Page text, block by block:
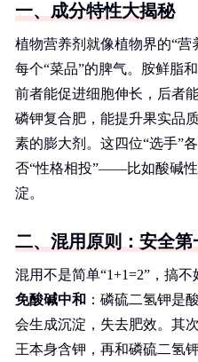
一、成分特性大揭秘
植物营养剂就像植物界的“
每个“菜品”的脾气。胺鲜脂
前者能促进细胞伸长，后者
磷钾复合肥，能提升果实品
素的膨大剂。这四位“选手”
否“性格相投”——比如酸碱
淀。
二、混用原则：安全
混用不是简单“1+1=2”，搞不
免酸碱中和 ：磷硫二氢钾是
会生成沉淀，失去肥效。其次
王本身含钾，再和磷硫二氢